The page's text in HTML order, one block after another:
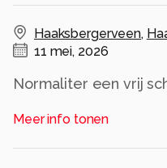
Haaksbergerveen,
11 mei, 2026
Normaliter een vrij
struik tot struik.
Meer info tonen